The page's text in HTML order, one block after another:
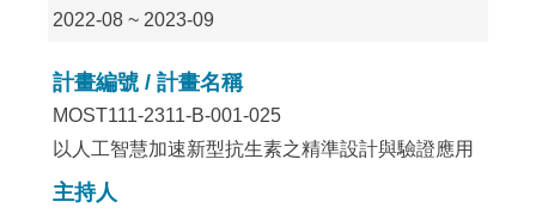
2022-08 ~ 2023-09
計畫編號 / 計畫名稱
MOST111-2311-B-001-025
以人工智慧加速新型抗生素之精準設計與驗證應用
主持人